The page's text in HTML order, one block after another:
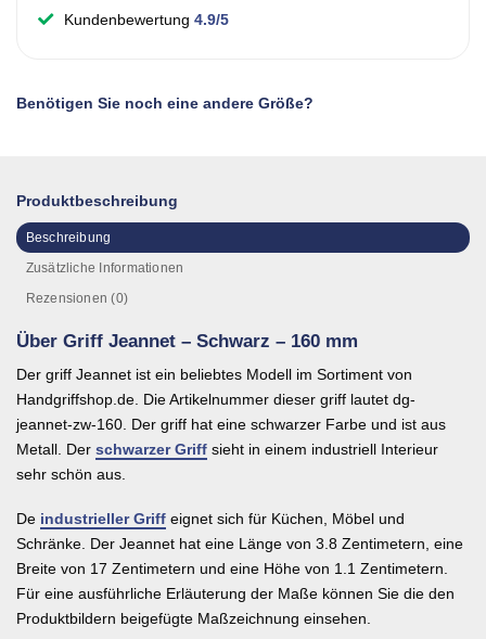
Kundenbewertung 4.9/5
Benötigen Sie noch eine andere Größe?
Produktbeschreibung
Beschreibung
Zusätzliche Informationen
Rezensionen (0)
Über Griff Jeannet – Schwarz – 160 mm
Der griff Jeannet ist ein beliebtes Modell im Sortiment von
Handgriffshop.de. Die Artikelnummer dieser griff lautet dg-
jeannet-zw-160. Der griff hat eine schwarzer Farbe und ist aus
Metall. Der schwarzer Griff sieht in einem industriell Interieur
sehr schön aus.
De industrieller Griff eignet sich für Küchen, Möbel und
Schränke. Der Jeannet hat eine Länge von 3.8 Zentimetern, eine
Breite von 17 Zentimetern und eine Höhe von 1.1 Zentimetern.
Für eine ausführliche Erläuterung der Maße können Sie die den
Produktbildern beigefügte Maßzeichnung einsehen.